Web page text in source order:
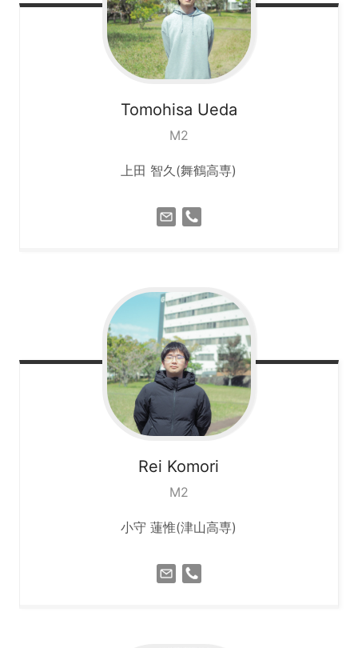
Tomohisa Ueda
M2
上田 智久(舞鶴高専)
Rei Komori
M2
小守 蓮惟(津山高専)